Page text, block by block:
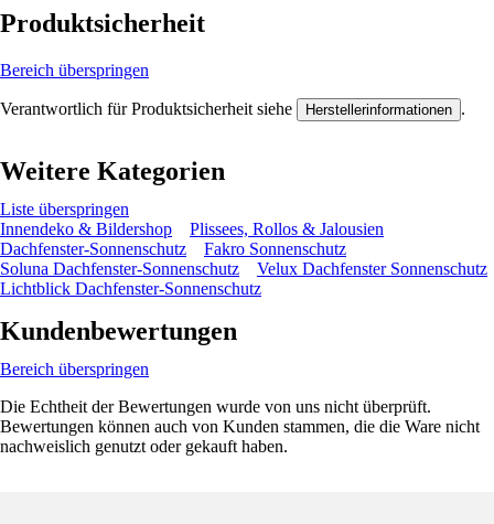
Produktsicherheit
Bereich überspringen
Verantwortlich für Produktsicherheit siehe Herstellerinformationen .
Weitere Kategorien
Liste überspringen
Innendeko & Bildershop
Plissees, Rollos & Jalousien
Dachfenster-Sonnenschutz
Fakro Sonnenschutz
Soluna Dachfenster-Sonnenschutz
Velux Dachfenster Sonnenschutz
Lichtblick Dachfenster-Sonnenschutz
Kundenbewertungen
Bereich überspringen
Die Echtheit der Bewertungen wurde von uns nicht überprüft.
Bewertungen können auch von Kunden stammen, die die Ware nicht
nachweislich genutzt oder gekauft haben.